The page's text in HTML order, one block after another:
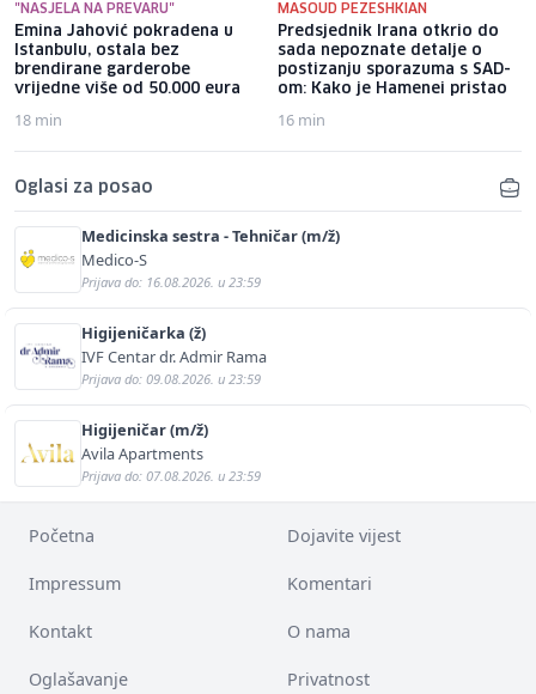
"NASJELA NA PREVARU"
Emina Jahović pokradena u
Istanbulu, ostala bez
brendirane garderobe
vrijedne više od 50.000 eura
18 min
MASOUD PEZESHKIAN
Predsjednik Irana otkrio do
sada nepoznate detalje o
postizanju sporazuma s SAD-
om: Kako je Hamenei pristao
16 min
Oglasi za posao
Medicinska sestra - Tehničar (m/ž)
Medico-S
Prijava do: 16.08.2026. u 23:59
Higijeničarka (ž)
IVF Centar dr. Admir Rama
Prijava do: 09.08.2026. u 23:59
Higijeničar (m/ž)
Avila Apartments
Prijava do: 07.08.2026. u 23:59
Početna Dojavite vijest
Impressum Komentari
Kontakt O nama
Oglašavanje Privatnost